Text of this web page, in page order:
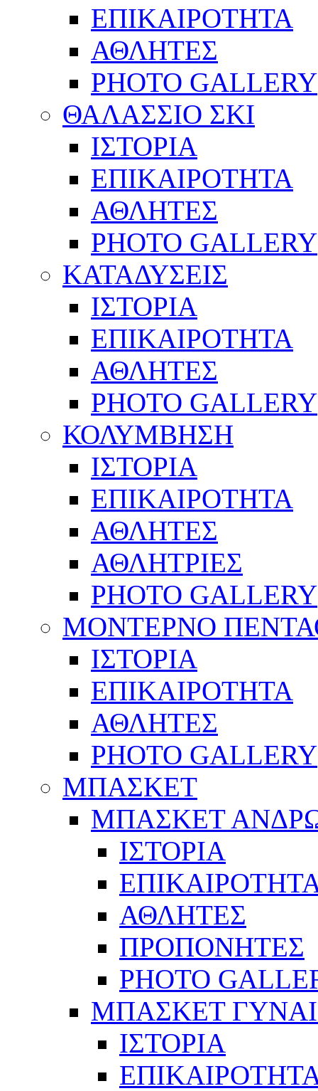
ΕΠΙΚΑΙΡΟΤΗΤΑ
ΑΘΛΗΤΕΣ
PHOTO GALLERY
ΘΑΛΑΣΣΙΟ ΣΚΙ
ΙΣΤΟΡΙΑ
ΕΠΙΚΑΙΡΟΤΗΤΑ
ΑΘΛΗΤΕΣ
PHOTO GALLERY
ΚΑΤΑΔΥΣΕΙΣ
ΙΣΤΟΡΙΑ
ΕΠΙΚΑΙΡΟΤΗΤΑ
ΑΘΛΗΤΕΣ
PHOTO GALLERY
ΚΟΛΥΜΒΗΣΗ
ΙΣΤΟΡΙΑ
ΕΠΙΚΑΙΡΟΤΗΤΑ
ΑΘΛΗΤΕΣ
ΑΘΛΗΤΡΙΕΣ
PHOTO GALLERY
ΜΟΝΤΕΡΝΟ
ΙΣΤΟΡΙΑ
ΕΠΙΚΑΙΡΟΤΗΤΑ
ΑΘΛΗΤΕΣ
PHOTO GALLERY
ΜΠΑΣΚΕΤ
ΜΠΑΣΚΕΤ
ΙΣΤΟΡΙΑ
ΑΘΛΗΤΕΣ
ΠΡΟΠΟΝΗΤΕΣ
PHOTO
ΜΠΑΣΚΕΤ
ΙΣΤΟΡΙΑ